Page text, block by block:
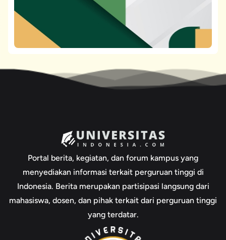
Portal berita, kegiatan, dan forum kampus yang
menyediakan informasi terkait perguruan tinggi di
Indonesia. Berita merupakan partisipasi langsung dari
mahasiswa, dosen, dan pihak terkait dari perguruan tinggi
yang terdatar.